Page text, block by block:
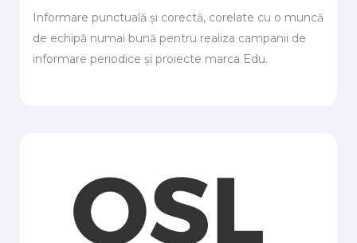
Informare punctuală și corectă, corelate cu o muncă
de echipă numai bună pentru realiza campanii de
informare periodice și proiecte marca Edu.